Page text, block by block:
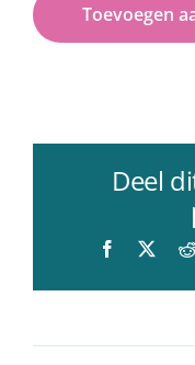
Toevoegen
Deel
Facebook